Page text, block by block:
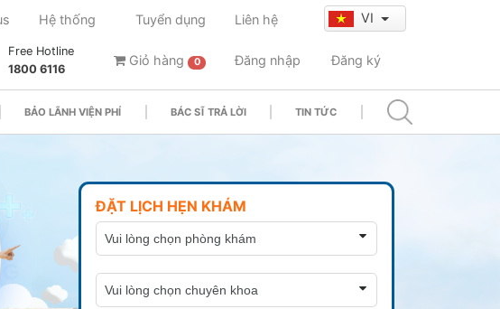
Hệ thống Tuyển dụng Liên hệ VI
Free Hotline
1800 6116
Giỏ hàng 0 Đăng nhập Đăng ký
BẢO LÃNH VIỆN PHÍ BÁC SĨ TRẢ LỜI TIN TỨC
ĐẶT LỊCH HẸN KHÁM